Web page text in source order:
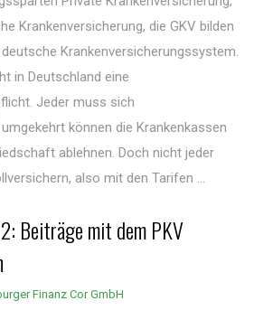
Krankenversicherung, die GKV bilden
Krankenversicherungssystem.
in Deutschland eine
Jeder muss sich
können die Krankenkassen
ablehnen. Doch nicht jeder
also mit den Tarifen ...
Beiträge mit dem PKV
Finanz Cor GmbH